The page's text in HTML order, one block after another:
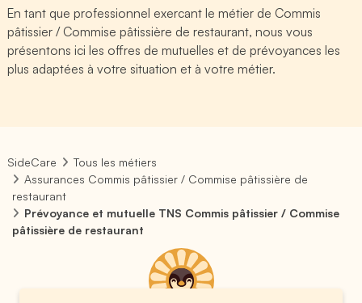
En tant que professionnel exercant le métier de Commis
pâtissier / Commise pâtissière de restaurant, nous vous
présentons ici les offres de mutuelles et de prévoyances les
plus adaptées à votre situation et à votre métier.
SideCare
Tous les métiers
Assurances Commis pâtissier / Commise pâtissière de
restaurant
Prévoyance et mutuelle TNS Commis pâtissier / Commise
pâtissière de restaurant